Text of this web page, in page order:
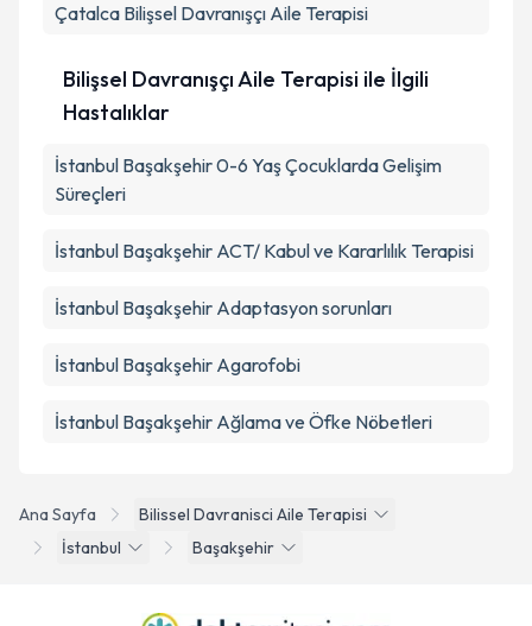
Ana Sayfa
Bilissel Davranisci Aile Terapisi
İstanbul
Başakşehir
Çatalca Bilişsel Davranışçı Aile Terapisi
Bilişsel Davranışçı Aile Terapisi ile İlgili
Hastalıklar
İstanbul Başakşehir 0-6 Yaş Çocuklarda Gelişim
Süreçleri
İstanbul Başakşehir ACT/ Kabul ve Kararlılık Terapisi
İstanbul Başakşehir Adaptasyon sorunları
İstanbul Başakşehir Agarofobi
İstanbul Başakşehir Ağlama ve Öfke Nöbetleri